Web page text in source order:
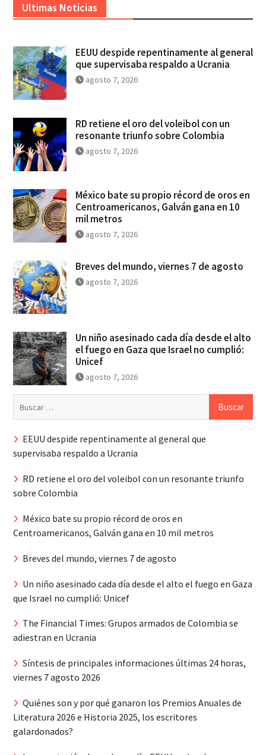
Ultimas Noticias
EEUU despide repentinamente al general
que supervisaba respaldo a Ucrania
agosto 7, 2026
RD retiene el oro del voleibol con un
resonante triunfo sobre Colombia
agosto 7, 2026
México bate su propio récord de oros en
Centroamericanos, Galván gana en 10
mil metros
agosto 7, 2026
Breves del mundo, viernes 7 de agosto
agosto 7, 2026
Un niño asesinado cada día desde el alto
el fuego en Gaza que Israel no cumplió:
Unicef
agosto 7, 2026
EEUU despide repentinamente al general que
supervisaba respaldo a Ucrania
RD retiene el oro del voleibol con un resonante triunfo
sobre Colombia
México bate su propio récord de oros en
Centroamericanos, Galván gana en 10 mil metros
Breves del mundo, viernes 7 de agosto
Un niño asesinado cada día desde el alto el fuego en Gaza
que Israel no cumplió: Unicef
The Financial Times: Grupos armados de Colombia se
adiestran en Ucrania
Síntesis de principales informaciones últimas 24 horas,
viernes 7 agosto 2026
Quiénes son y por qué ganaron los Premios Anuales de
Literatura 2026 e Historia 2025, los escritores
galardonados?